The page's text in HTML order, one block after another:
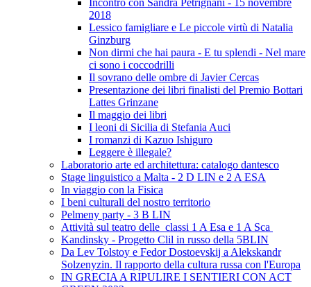
Incontro con Sandra Petrignani - 15 novembre
2018
Lessico famigliare e Le piccole virtù di Natalia
Ginzburg
Non dirmi che hai paura - E tu splendi - Nel mare
ci sono i coccodrilli
Il sovrano delle ombre di Javier Cercas
Presentazione dei libri finalisti del Premio Bottari
Lattes Grinzane
Il maggio dei libri
I leoni di Sicilia di Stefania Auci
I romanzi di Kazuo Ishiguro
Leggere è illegale?
Laboratorio arte ed architettura: catalogo dantesco
Stage linguistico a Malta - 2 D LIN e 2 A ESA
In viaggio con la Fisica
I beni culturali del nostro territorio
Pelmeny party - 3 B LIN
Attività sul teatro delle classi 1 A Esa e 1 A Sca
Kandinsky - Progetto Clil in russo della 5BLIN
Da Lev Tolstoy e Fedor Dostoevskij a Alekskandr
Solzenyzin. Il rapporto della cultura russa con l'Europa
IN GRECIA A RIPULIRE I SENTIERI CON ACT